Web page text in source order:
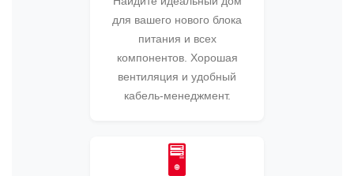
для вашего нового блока
питания и всех
компонентов. Хорошая
вентиляция и удобный
кабель-менеджмент.
🖥️